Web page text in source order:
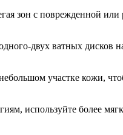
зон с поврежденной
двух ватных
участке кожи,
используйте более